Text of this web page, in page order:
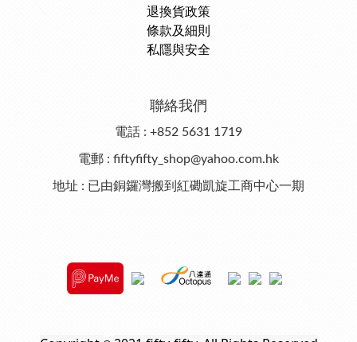
退換貨政策
條款及細則
私隱與安全
聯絡我們
電話 : +852 5631 1719
電郵 : fiftyfifty_shop@yahoo.com.hk
地址 : 已由銅鑼灣搬到紅磡凱旋工商中心一期